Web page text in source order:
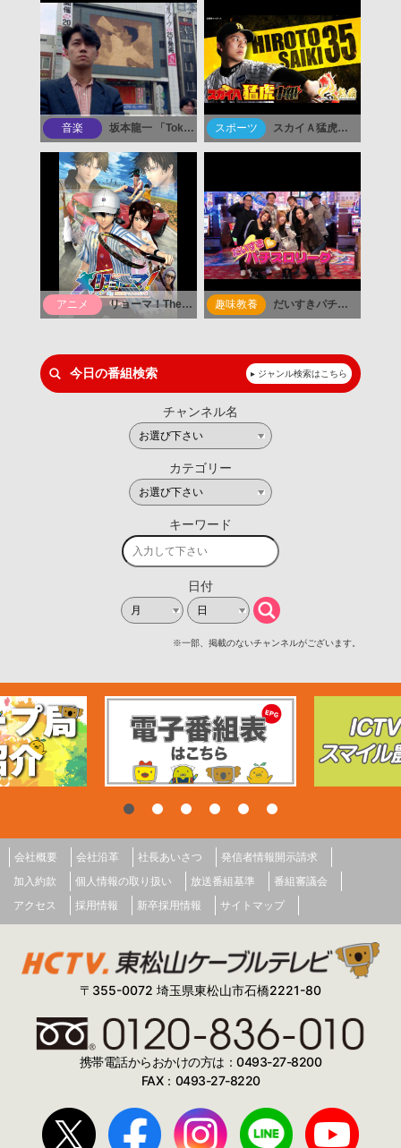
会社概要 会社沿革 社長あいさつ
発信者情報開示請求
加入約款
個人情報の取り扱い 放送番組基準
番組審議会
アクセス
採用情報 新卒採用情報 サイトマップ
〒355-0072 埼玉県東松山市石橋2221-80
携帯電話からおかけの方は：0493-27-8200
FAX：0493-27-8220